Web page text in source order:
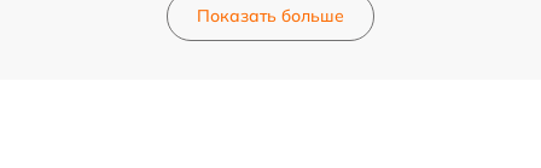
Показать больше